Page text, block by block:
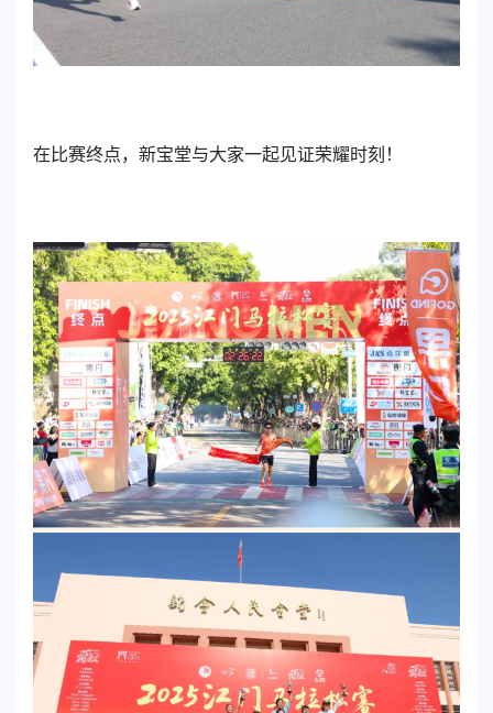
在比赛终点，新宝堂与大家一起见证荣耀时刻！